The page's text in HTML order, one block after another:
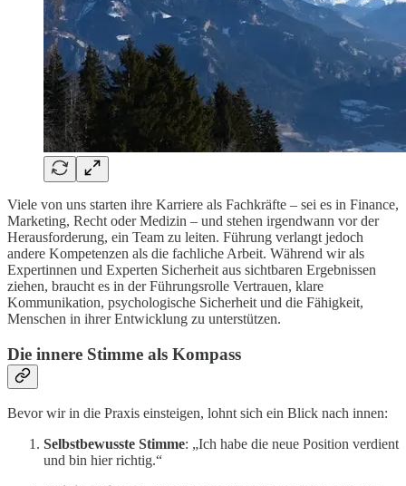
Viele von uns starten ihre Karriere als Fachkräfte – sei es in Finance,
Marketing, Recht oder Medizin – und stehen irgendwann vor der
Herausforderung, ein Team zu leiten. Führung verlangt jedoch
andere Kompetenzen als die fachliche Arbeit. Während wir als
Expertinnen und Experten Sicherheit aus sichtbaren Ergebnissen
ziehen, braucht es in der Führungsrolle Vertrauen, klare
Kommunikation, psychologische Sicherheit und die Fähigkeit,
Menschen in ihrer Entwicklung zu unterstützen.
Die innere Stimme als Kompass
Bevor wir in die Praxis einsteigen, lohnt sich ein Blick nach innen:
Selbstbewusste Stimme: „Ich habe die neue Position verdient
und bin hier richtig.“